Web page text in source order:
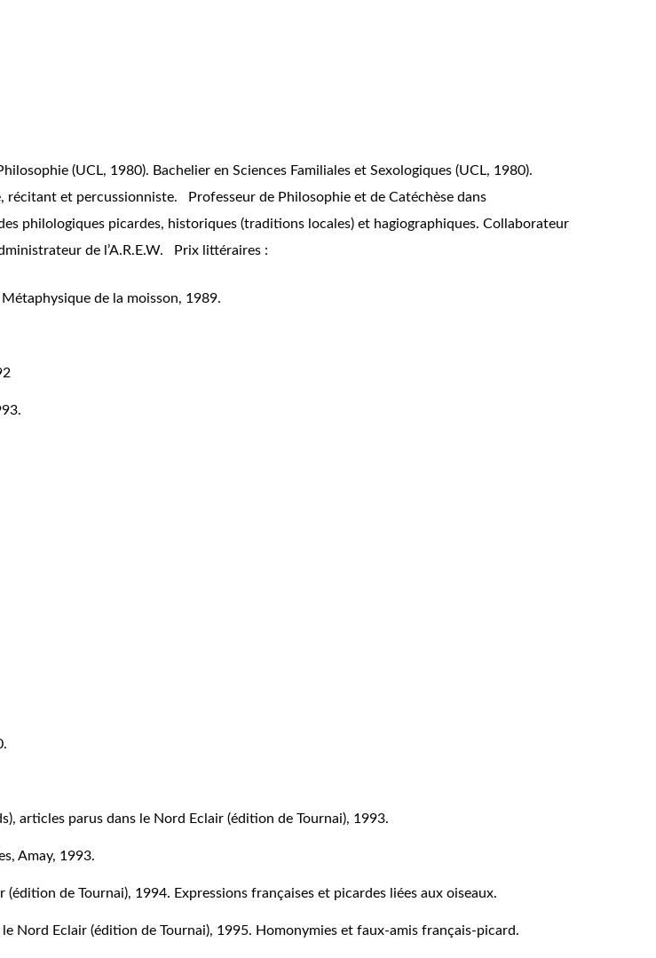
(UCL, 1980). Bachelier en Sciences Familiales et Sexologiques (UCL, 1980).
récitant et percussionniste. Professeur de Philosophie et de Catéchèse dans
philologiques picardes, historiques (traditions locales) et hagiographiques. Collaborateur
de l’A.R.E.W. Prix littéraires :
Métaphysique de la moisson, 1989.
articles parus dans le Nord Eclair (édition de Tournai), 1993.
Amay, 1993.
de Tournai), 1994. Expressions françaises et picardes liées aux oiseaux.
Nord Eclair (édition de Tournai), 1995. Homonymies et faux-amis français-picard.